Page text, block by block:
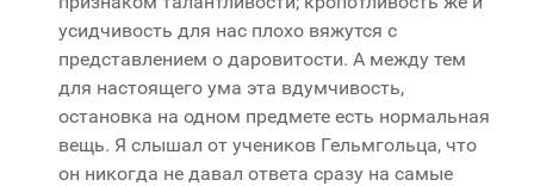
усидчивость для нас плохо вяжутся с
представлением о даровитости. А между тем
для настоящего ума эта вдумчивость,
остановка на одном предмете есть нормальная
вещь. Я слышал от учеников Гельмгольца, что
он никогда не давал ответа сразу на самые